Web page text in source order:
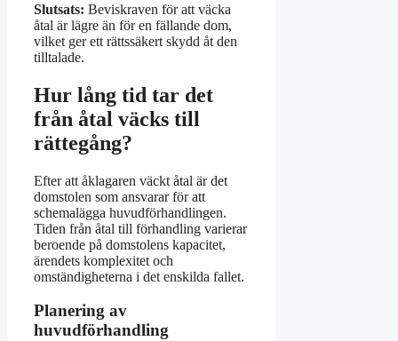
Slutsats: Beviskraven för att väcka
åtal är lägre än för en fällande dom,
vilket ger ett rättssäkert skydd åt den
tilltalade.
Hur lång tid tar det
från åtal väcks till
rättegång?
Efter att åklagaren väckt åtal är det
domstolen som ansvarar för att
schemalägga huvudförhandlingen.
Tiden från åtal till förhandling varierar
beroende på domstolens kapacitet,
ärendets komplexitet och
omständigheterna i det enskilda fallet.
Planering av
huvudförhandling